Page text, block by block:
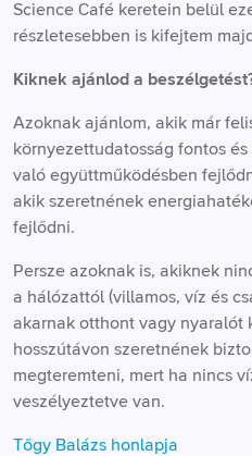
Science Café keretein belül
részletesebben is kifejtem
Kiknek ajánlod a
Azoknak ajánlom, akik már
környezettudatosság fontos
való együttműködésben
akik szeretnének
fejlődni.
Persze azoknak is, akiknek
a hálózattól (villamos, víz és
akarnak otthont vagy nyaralót
hosszútávon szeretnének
megteremteni, mert ha nincs
veszélyeztetve van.
Tőgy Balázs honlapja